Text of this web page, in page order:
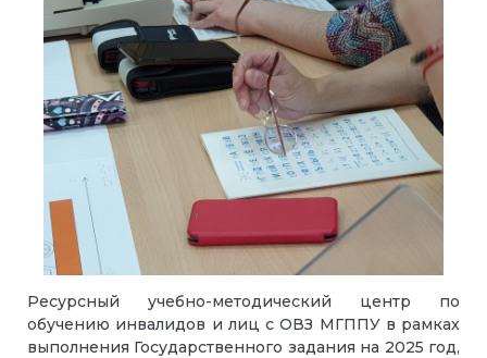
Ресурсный учебно-методический центр по
обучению инвалидов и лиц с ОВЗ МГППУ в рамках
выполнения Государственного задания на 2025 год,